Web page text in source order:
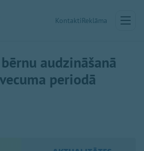
KontaktiReklāma
audzināšanā
periodā